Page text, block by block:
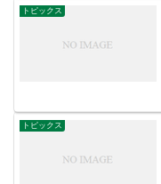
トピックス
トピックス